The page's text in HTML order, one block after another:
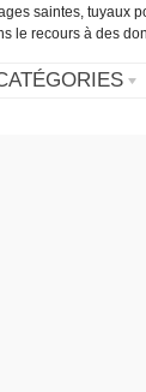
saintes, tuyaux
le recours à des